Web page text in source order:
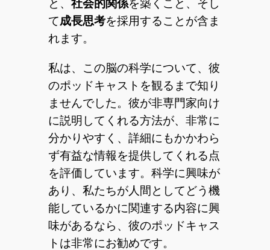
と、 社会的関係を築くこと、そし
て成長思考を採用することが含ま
れます。
私は、この脳の科学について、彼
のポッドキャストを観るまで知り
ませんでした。彼が非専門家向け
に説明してくれる方法が、非常に
分かりやすく、詳細にもかかわら
ず有益な情報を提供してくれる点
を評価しています。科学に興味が
あり、私たちが人間としてどう機
能しているかに関連する内容に興
味があるなら、彼のポッドキャス
トは非常にお勧めです。